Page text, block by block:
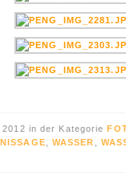
2012 in der Kategorie
WASSER